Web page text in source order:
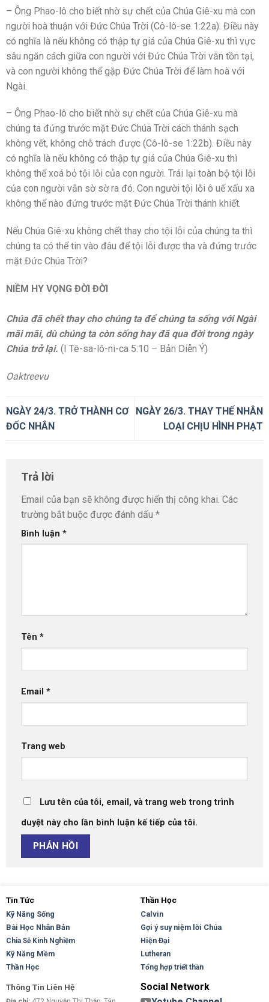
– Ông Phao-lô cho biết nhờ sự chết của Chúa Giê-xu mà con
người hoà thuận với Đức Chúa Trời (Cô-lô-se 1:22a). Điều này
có nghĩa là nếu không có thập tự giá của Chúa Giê-xu thì vực
sâu ngăn cách giữa con người với Đức Chúa Trời vẫn tồn tại,
và con người không thể gặp Đức Chúa Trời để làm hoà với
Ngài.
– Ông Phao-lô cho biết nhờ sự chết của Chúa Giê-xu mà
chúng ta đứng trước mặt Đức Chúa Trời cách thánh sạch
không vết, không chỗ trách được (Cô-lô-se 1:22b). Điều này
có nghĩa là nếu không có thập tự giá của Chúa Giê-xu thì
không thể xoá bỏ tội lỗi của con người. Trái lại toàn bộ tội lỗi
của con người vẫn sờ sờ ra đó. Con người tội lỗi ô uế xấu xa
không thể nào đứng trước mặt Đức Chúa Trời thánh khiết.
Nếu Chúa Giê-xu không chết thay cho tội lỗi của chúng ta thì
chúng ta có thể tin vào đâu để tội lỗi được tha và đứng trước
mặt Đức Chúa Trời?
NIỀM HY VỌNG ĐỜI ĐỜI
Chúa đã chết thay cho chúng ta để chúng ta sống với Ngài
mãi mãi, dù chúng ta còn sống hay đã qua đời trong ngày
Chúa trở lại. (I Tê-sa-lô-ni-ca 5:10 – Bản Diễn Ý)
Oaktreevu
NGÀY 24/3. TRỞ THÀNH CƠ
ĐỐC NHÂN
NGÀY 26/3. THAY THẾ NHÂN
LOẠI CHỊU HÌNH PHẠT
Trả lời
Email của bạn sẽ không được hiển thị công khai. Các
trường bắt buộc được đánh dấu *
Bình luận *
Tên *
Email *
Trang web
Lưu tên của tôi, email, và trang web trong trình
duyệt này cho lần bình luận kế tiếp của tôi.
Tin Tức
Kỹ Năng Sống
Bài Học Nhân Bản
Chia Sẻ Kinh Nghiệm
Kỹ Năng Mềm
Thần Học
Thần Học
Calvin
Gợi ý suy niệm lời Chúa
Hiện Đại
Lutheran
Tổng hợp triết thần
Thông Tin Liên Hệ
Social Network